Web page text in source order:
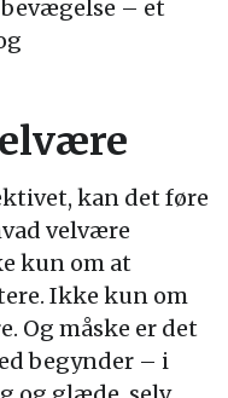
– et
kan det føre
velvære
kun om at
Ikke kun om
Og måske er det
begynder – i